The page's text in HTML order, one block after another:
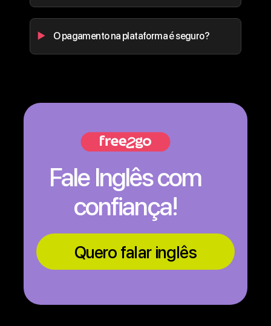
O pagamento na plataforma é seguro?
Fale Inglês com
confiança!
Quero falar inglês